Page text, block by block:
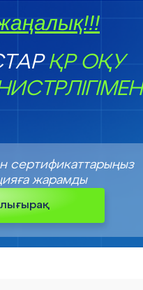
ҚР ОҚУ
сертификаттарыңыз
жарамды